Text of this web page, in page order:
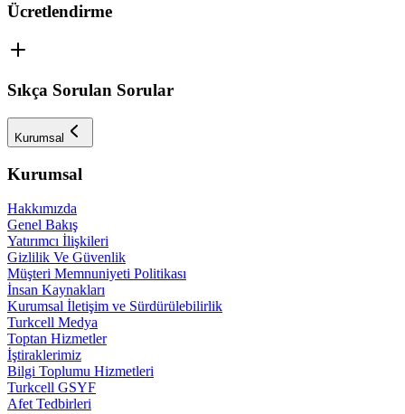
Ücretlendirme
Sıkça Sorulan Sorular
Kurumsal
Kurumsal
Hakkımızda
Genel Bakış
Yatırımcı İlişkileri
Gizlilik Ve Güvenlik
Müşteri Memnuniyeti Politikası
İnsan Kaynakları
Kurumsal İletişim ve Sürdürülebilirlik
Turkcell Medya
Toptan Hizmetler
İştiraklerimiz
Bilgi Toplumu Hizmetleri
Turkcell GSYF
Afet Tedbirleri